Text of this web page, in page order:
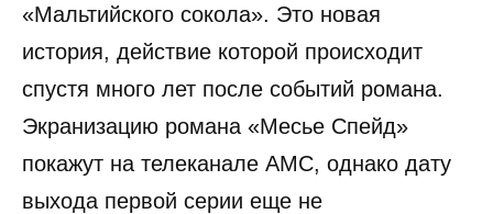
«Мальтийского сокола». Это новая
история, действие которой происходит
спустя много лет после событий романа.
Экранизацию романа «Месье Спейд»
покажут на телеканале AMC, однако дату
выхода первой серии еще не